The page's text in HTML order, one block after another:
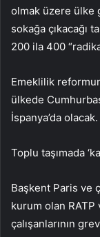
olmak üzere ülke
sokağa çıkacağı
200 ila 400
Emeklilik
ülkede
İspanya’da olacak.
Toplu taşımada
Başkent Paris ve
kurum olan
çalışanlarının